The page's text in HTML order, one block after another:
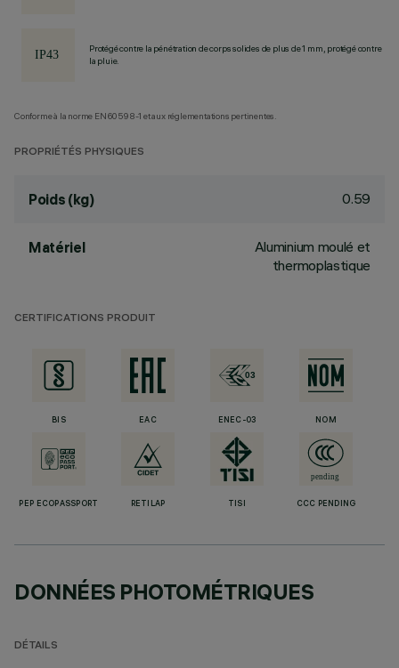
Protégé contre la pénétration de corps solides de plus de 1 mm, protégé contre
la pluie.
Conforme à la norme EN60598-1 et aux réglementations pertinentes.
PROPRIÉTÉS PHYSIQUES
Poids (kg) 0.59
Matériel
Aluminium moulé et
thermoplastique
CERTIFICATIONS PRODUIT
BIS EAC ENEC-03 NOM
PEP ECOPASSPORT RETILAP TISI CCC PENDING
DONNÉES PHOTOMÉTRIQUES
DÉTAILS